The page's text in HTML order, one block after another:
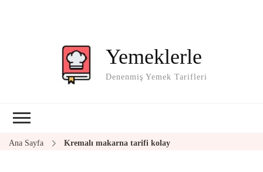
Yemeklerle
Denenmiş Yemek Tarifleri
Ana Sayfa Kremalı makarna tarifi kolay